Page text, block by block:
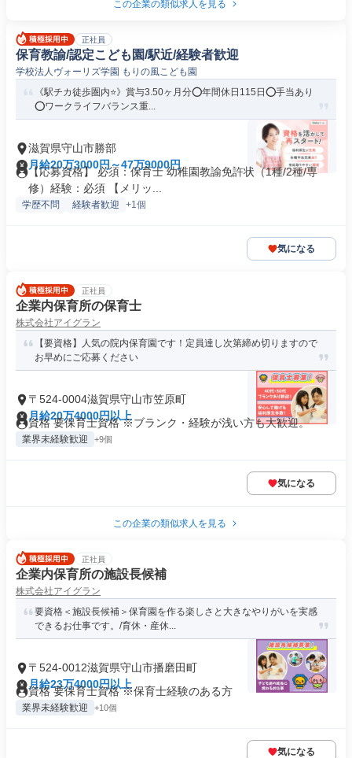
この企業の類似求人を見る
正社員
保育教諭/認定こども園/駅近/経験者歓迎
学校法人ヴォーリズ学園 もりの風こども園
《駅チカ徒歩圏内⭐》賞与3.50ヶ月分⭕年間休日115日⭕手当あり
⭕ワークライフバランス重...
滋賀県守山市勝部
月給20万3000円～47万9000円
【応募資格】 必須：保育士 幼稚園教諭免許状（1種/2種/専
修）経験：必須 【メリッ...
学歴不問 経験者歓迎 +1個
気になる
正社員
企業内保育所の保育士
株式会社アイグラン
【要資格】人気の院内保育園です！定員達し次第締め切りますので
お早めにご応募ください
〒524-0004滋賀県守山市笠原町
月給20万4000円以上
資格 要保育士資格 ※ブランク・経験が浅い方も大歓迎。
業界未経験歓迎 +9個
気になる
この企業の類似求人を見る
正社員
企業内保育所の施設長候補
株式会社アイグラン
要資格＜施設長候補＞保育園を作る楽しさと大きなやりがいを実感
できるお仕事です。/育休・産休...
〒524-0012滋賀県守山市播磨田町
月給23万4000円以上
資格 要保育士資格 ※保育士経験のある方
業界未経験歓迎 +10個
気になる